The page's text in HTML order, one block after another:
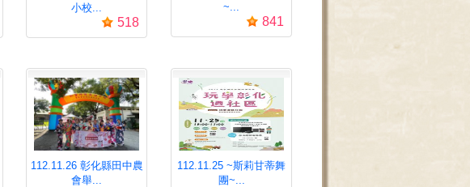
小校...
518
~...
841
112.11.26 彰化縣田中農
會舉...
112.11.25 ~斯莉甘蒂舞
團~...